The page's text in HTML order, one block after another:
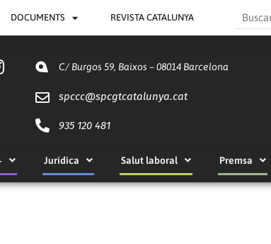
DOCUMENTS REVISTA CATALUNYA Search
C/ Burgos 59, Baixos – 08014 Barcelona
spccc@spcgtcatalunya.cat
935 120 481
Jurídica Salut laboral Premsa